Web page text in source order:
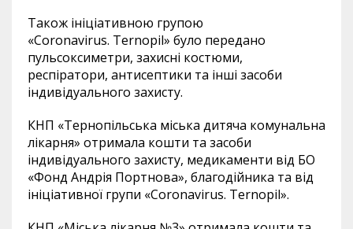
Також ініціативною групою
«Coronavirus. Ternopil» було передано
пульсоксиметри, захисні костюми,
респіратори, антисептики та інші засоби
індивідуального захисту.
КНП «Тернопільська міська дитяча комунальна
лікарня» отримала кошти та засоби
індивідуального захисту, медикаменти від БО
«Фонд Андрія Портнова», благодійника та від
ініціативної групи «Coronavirus. Ternopil».